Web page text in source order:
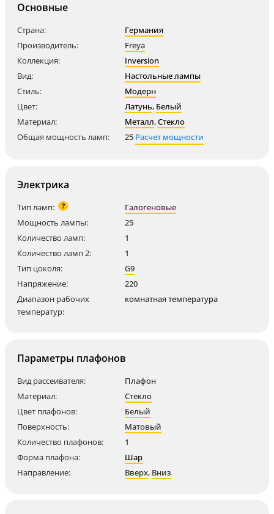
Основные
Страна:
Германия
Производитель:
Freya
Коллекция:
Inversion
Вид:
Настольные лампы
Стиль:
Модерн
Цвет:
Латунь, Белый
Материал:
Металл,Стекло
Общая мощность ламп:
25 Расчет мощности
Электрика
Тип ламп: ?
Галогеновые
Мощность лампы:
25
Количество ламп:
1
Количество ламп 2:
1
Тип цоколя:
G9
Напряжение:
220
Диапазон рабочих
температур:
комнатная температура
Параметры плафонов
Вид рассеивателя:
Плафон
Материал:
Стекло
Цвет плафонов:
Белый
Поверхность:
Матовый
Количество плафонов:
1
Форма плафона:
Шар
Направление:
Вверх, Вниз